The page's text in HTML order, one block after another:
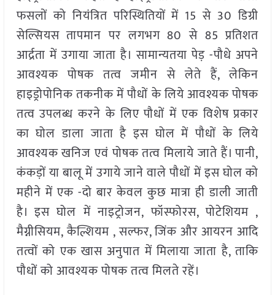
फसलों को नियंत्रित परिस्थितियों में 15 से 30 डिग्री
सेल्सियस तापमान पर लगभग 80 से 85 प्रतिशत
आर्द्रता में उगाया जाता है। सामान्यतया पेड़ -पौधे अपने
आवश्यक पोषक तत्व जमीन से लेते हैं, लेकिन
हाइड्रोपोनिक तकनीक में पौधों के लिये आवश्यक पोषक
तत्व उपलब्ध करने के लिए पौधों में एक विशेष प्रकार
का घोल डाला जाता है इस घोल में पौधों के लिये
आवश्यक खनिज एवं पोषक तत्व मिलाये जाते हैं। पानी,
कंकड़ों या बालू में उगाये जाने वाले पौधों में इस घोल को
महीने में एक -दो बार केवल कुछ मात्रा ही डाली जाती
है। इस घोल में नाइट्रोजन, फॉस्फोरस, पोटेशियम ,
मैग्नीसियम, कैल्शियम , सल्फर, जिंक और आयरन आदि
तत्वों को एक खास अनुपात में मिलाया जाता है, ताकि
पौधों को आवश्यक पोषक तत्व मिलते रहें।